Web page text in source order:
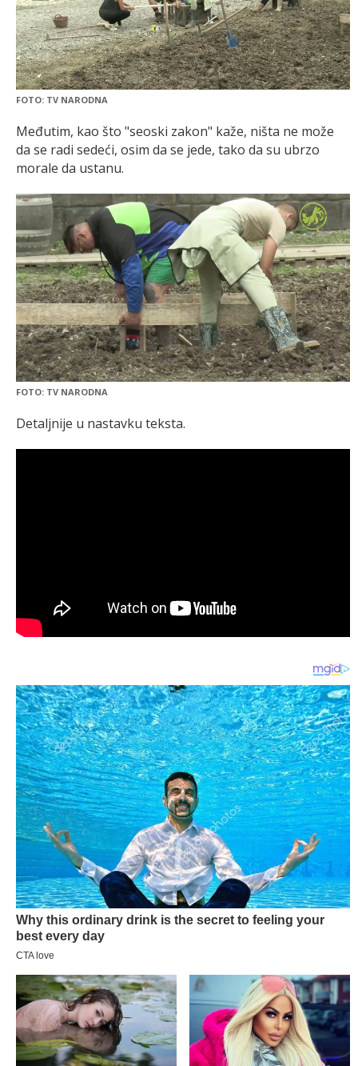
FOTO: TV NARODNA
Međutim, kao što "seoski zakon" kaže, ništa ne može
da se radi sedeći, osim da se jede, tako da su ubrzo
morale da ustanu.
FOTO: TV NARODNA
Detaljnije u nastavku teksta.